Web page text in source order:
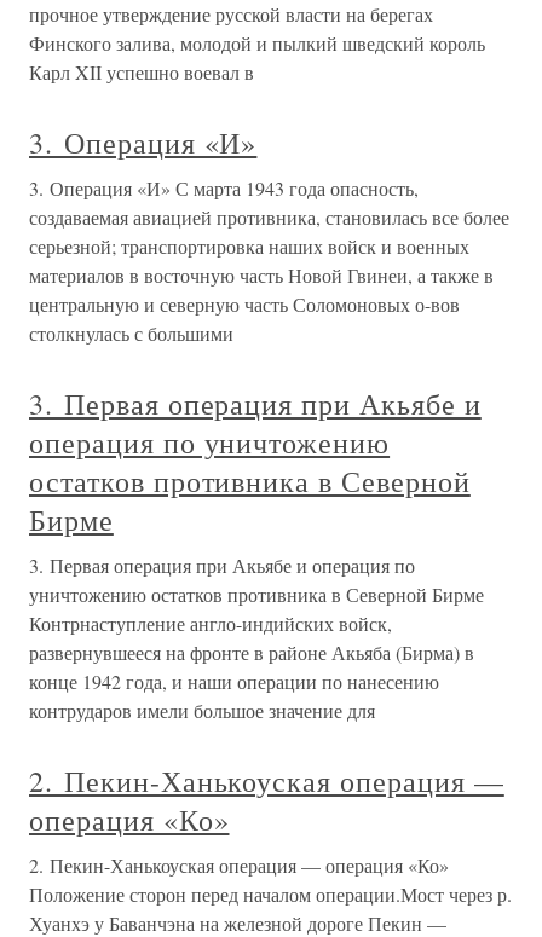
прочное утверждение русской власти на берегах
Финского залива, молодой и пылкий шведский король
Карл XII успешно воевал в
3. Операция «И»
3. Операция «И» С марта 1943 года опасность,
создаваемая авиацией противника, становилась все более
серьезной; транспортировка наших войск и военных
материалов в восточную часть Новой Гвинеи, а также в
центральную и северную часть Соломоновых о-вов
столкнулась с большими
3. Первая операция при Акьябе и
операция по уничтожению
остатков противника в Северной
Бирме
3. Первая операция при Акьябе и операция по
уничтожению остатков противника в Северной Бирме
Контрнаступление англо-индийских войск,
развернувшееся на фронте в районе Акьяба (Бирма) в
конце 1942 года, и наши операции по нанесению
контрударов имели большое значение для
2. Пекин-Ханькоуская операция —
операция «Ко»
2. Пекин-Ханькоуская операция — операция «Ко»
Положение сторон перед началом операции.Мост через р.
Хуанхэ у Баванчэна на железной дороге Пекин —